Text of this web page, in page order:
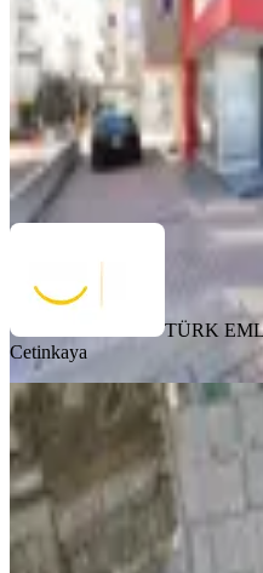
70.000 ₺
TÜRK EMLAKAhmet Turan
Ara
TÜRK
Cetinkaya
Çağrı
Kepez,
1 Oda
14.04.2026